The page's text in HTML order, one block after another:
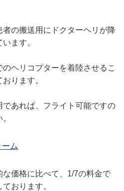
の搬送用にドクターヘリが降
ます。
ヘリコプターを着陸させるこ
ります。
あれば、フライト可能ですの
ーム
価格に比べて、1/7の料金で
おります。